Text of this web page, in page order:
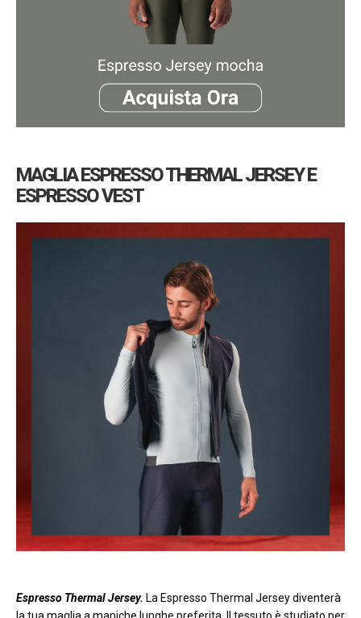
MAGLIA ESPRESSO THERMAL JERSEY E
ESPRESSO VEST
Espresso Thermal Jersey. La Espresso Thermal Jersey diventerà
la tua maglia a maniche lunghe preferita. Il tessuto è studiato per